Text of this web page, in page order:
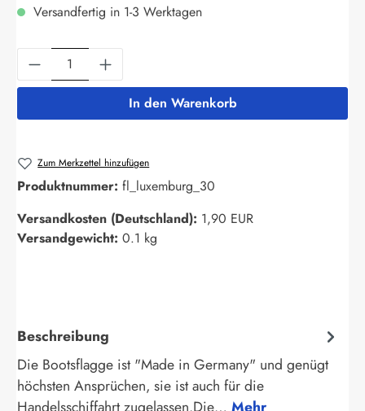
Versandfertig in 1-3 Werktagen
Produkt Anzahl: Gib den gewünschten
In den Warenkorb
Zum Merkzettel hinzufügen
Produktnummer: fl_luxemburg_30
Versandkosten (Deutschland): 1,90 EUR
Versandgewicht: 0.1 kg
Beschreibung
Die Bootsflagge ist "Made in Germany" und genügt
höchsten Ansprüchen, sie ist auch für die